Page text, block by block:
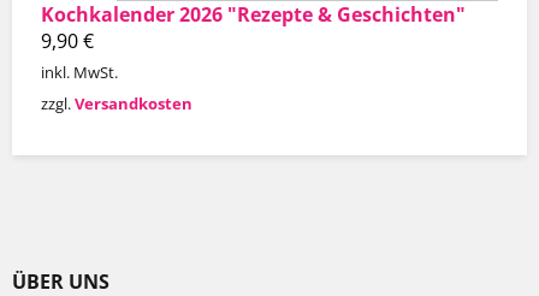
Kochkalender 2026 "Rezepte & Geschichten"
9,90€
inkl. MwSt.
zzgl.Versandkosten
ÜBER UNS